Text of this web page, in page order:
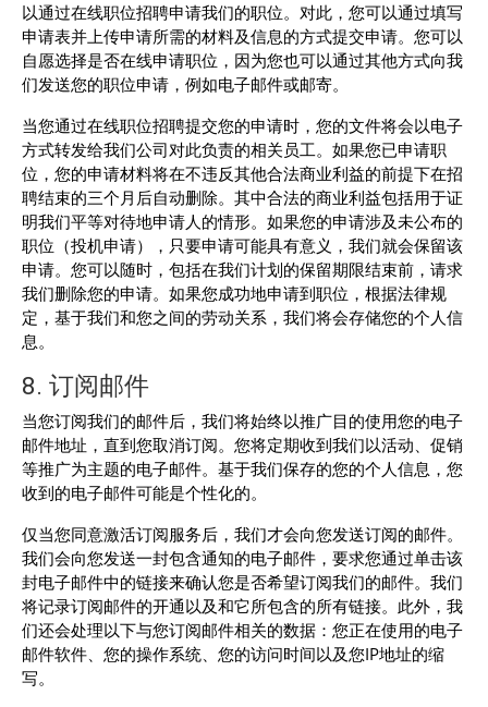
以通过在线职位招聘申请我们的职位。对此，您可以通过填写
申请表并上传申请所需的材料及信息的方式提交申请。您可以
自愿选择是否在线申请职位，因为您也可以通过其他方式向我
们发送您的职位申请，例如电子邮件或邮寄。
当您通过在线职位招聘提交您的申请时，您的文件将会以电子
方式转发给我们公司对此负责的相关员工。如果您已申请职
位，您的申请材料将在不违反其他合法商业利益的前提下在招
聘结束的三个月后自动删除。其中合法的商业利益包括用于证
明我们平等对待地申请人的情形。如果您的申请涉及未公布的
职位（投机申请），只要申请可能具有意义，我们就会保留该
申请。您可以随时，包括在我们计划的保留期限结束前，请求
我们删除您的申请。如果您成功地申请到职位，根据法律规
定，基于我们和您之间的劳动关系，我们将会存储您的个人信
息。
8. 订阅邮件
当您订阅我们的邮件后，我们将始终以推广目的使用您的电子
邮件地址，直到您取消订阅。您将定期收到我们以活动、促销
等推广为主题的电子邮件。基于我们保存的您的个人信息，您
收到的电子邮件可能是个性化的。
仅当您同意激活订阅服务后，我们才会向您发送订阅的邮件。
我们会向您发送一封包含通知的电子邮件，要求您通过单击该
封电子邮件中的链接来确认您是否希望订阅我们的邮件。我们
将记录订阅邮件的开通以及和它所包含的所有链接。此外，我
们还会处理以下与您订阅邮件相关的数据：您正在使用的电子
邮件软件、您的操作系统、您的访问时间以及您IP地址的缩
写。